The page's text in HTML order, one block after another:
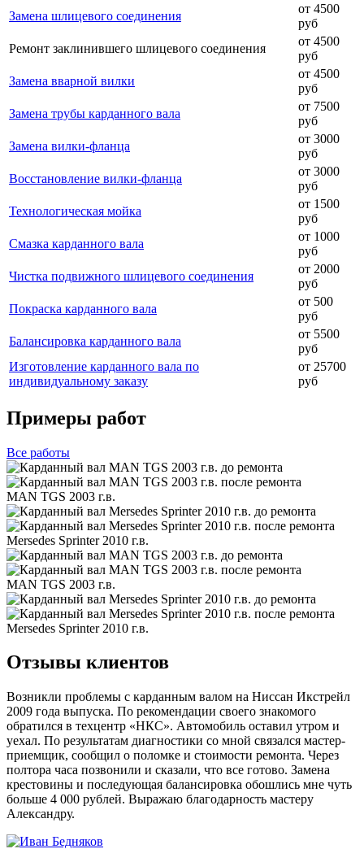
Замена шлицевого соединения
от 4500
руб
Ремонт заклинившего шлицевого соединения
от 4500
руб
Замена вварной вилки
от 4500
руб
Замена трубы карданного вала
от 7500
руб
Замена вилки-фланца
от 3000
руб
Восстановление вилки-фланца
от 3000
руб
Технологическая мойка
от 1500
руб
Смазка карданного вала
от 1000
руб
Чистка подвижного шлицевого соединения
от 2000
руб
Покраска карданного вала
от 500
руб
Балансировка карданного вала
от 5500
руб
Изготовление карданного вала по
индивидуальному заказу
от 25700
руб
Примеры работ
Все работы
MAN TGS 2003 г.в.
Mersedes Sprinter 2010 г.в.
MAN TGS 2003 г.в.
Mersedes Sprinter 2010 г.в.
Отзывы клиентов
Возникли проблемы с карданным валом на Ниссан Икстрейл
2009 года выпуска. По рекомендации своего знакомого
обратился в техцентр «НКС». Автомобиль оставил утром и
уехал. По результатам диагностики со мной связался мастер-
приемщик, сообщил о поломке и стоимости ремонта. Через
полтора часа позвонили и сказали, что все готово. Замена
крестовины и последующая балансировка обошлись мне чуть
больше 4 000 рублей. Выражаю благодарность мастеру
Александру.